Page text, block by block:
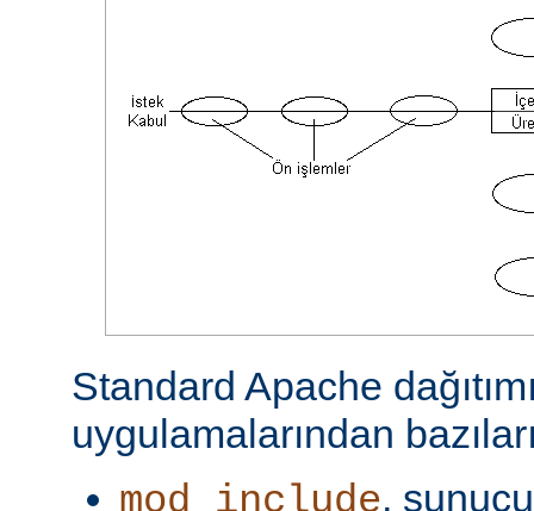
Standard Apache
uygulamalarından
mod_include,